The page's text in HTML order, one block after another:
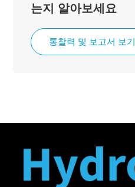
는지 알아보세요
통찰력 및 보고서 보기